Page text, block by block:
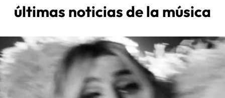
últimas noticias de la música